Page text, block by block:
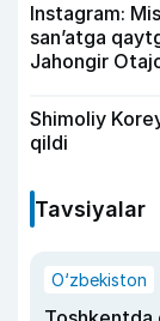
Instagram:
san’atga
Jahongir
Shimoliy
qildi
Tavsiyalar
O‘zbekiston